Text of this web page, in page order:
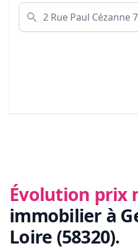
Évolution prix
immobilier à
Loire (58320).